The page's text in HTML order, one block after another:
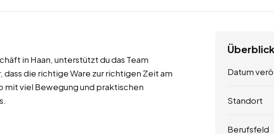
in Haan, unterstützt du das Team
die richtige Ware zur richtigen Zeit am
mit viel Bewegung und praktischen
Überblick
Datum
Standort
Berufsfeld